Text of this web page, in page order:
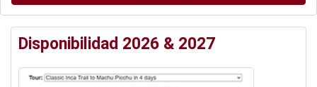
Disponibilidad 2026 & 2027